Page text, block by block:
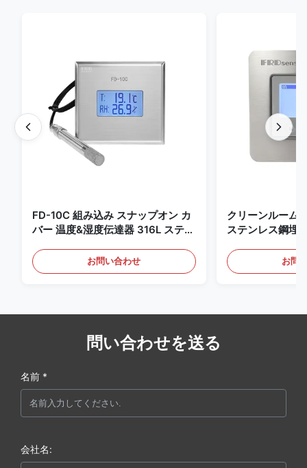
FD-10C 組み込み スナップオン カ
バー 温度&湿度伝達器 316L ステン
お問い合わせ
クリーンルーム
ステンレス鋼埋
知用
お問
問い合わせを送る
名前 *
会社名: